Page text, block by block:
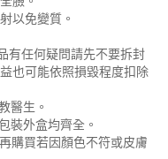
以免變質。
有任何疑問請先不要拆封
也可能依照損毀程度扣除
醫生。
裝外盒均齊全。
購買若因顏色不符或皮膚